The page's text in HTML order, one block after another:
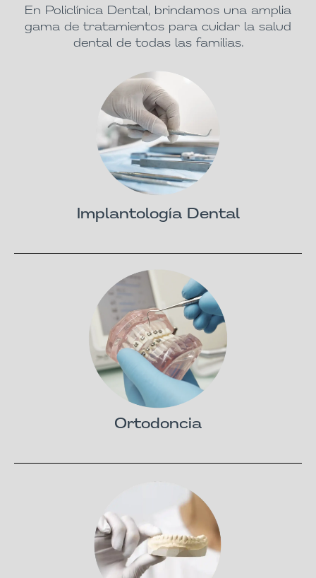
En Policlínica Dental, brindamos una amplia
gama de tratamientos para cuidar la salud
dental de todas las familias.
Implantología Dental
Ortodoncia